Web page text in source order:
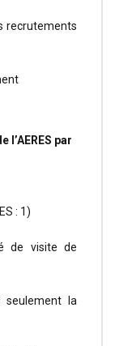
recrutements
par
: 1)
de visite de
seulement la